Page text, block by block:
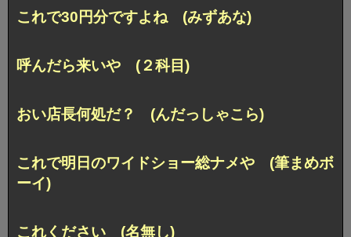
これで30円分ですよね (みずあな)
呼んだら来いや (２科目)
おい店長何処だ？ (んだっしゃこら)
これで明日のワイドショー総ナメや (筆まめボ
ーイ)
これください (名無し)